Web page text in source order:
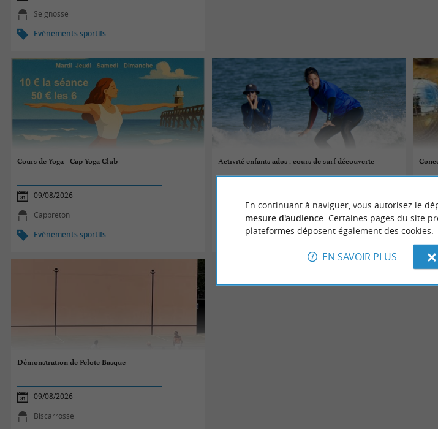
Seignosse
Evènements sportifs
Cours de Yoga - Cap Yoga Club
09/08/2026
Capbreton
Evènements sportifs
Activité enfants ados : cours de surf découverte
Mimizan
Evènements sportifs
Démonstration de Pelote Basque
09/08/2026
Biscarrosse
En continuant à naviguer, vous autorisez le
mesure d'audience. Certaines pages du site
plateformes déposent également des cookies.
EN SAVOIR PLUS